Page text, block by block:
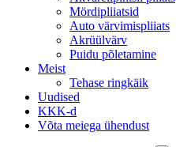
Mördipliiatsid
Auto värvimispliiats
Akrüülvärv
Puidu põletamine
Meist
Tehase ringkäik
Uudised
KKK-d
Võta meiega ühendust